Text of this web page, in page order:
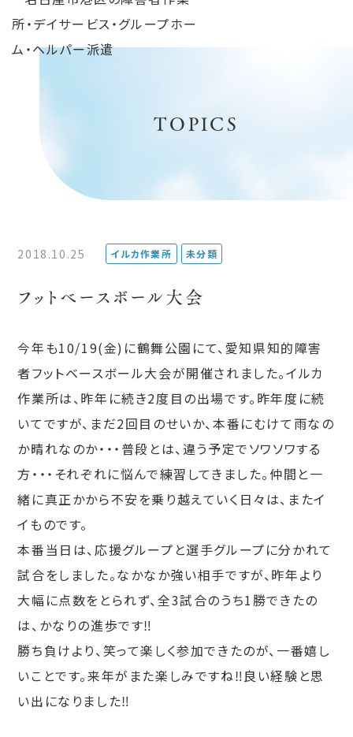
TOPICS
2018.10.25 イルカ作業所 未分類
フットベースボール大会
今年も10/19(金)に鶴舞公園にて、愛知県知的障害
者フットベースボール大会が開催されました。イルカ
作業所は、昨年に続き2度目の出場です。昨年度に続
いてですが、まだ2回目のせいか、本番にむけて雨なの
か晴れなのか・・・普段とは、違う予定でソワソワする
方・・・それぞれに悩んで練習してきました。仲間と一
緒に真正かから不安を乗り越えていく日々は、またイ
イものです。
本番当日は、応援グループと選手グループに分かれて
試合をしました。なかなか強い相手ですが、昨年より
大幅に点数をとられず、全3試合のうち1勝できたの
は、かなりの進歩です‼
勝ち負けより、笑って楽しく参加できたのが、一番嬉し
いことです。来年がまた楽しみですね‼良い経験と思
い出になりました‼